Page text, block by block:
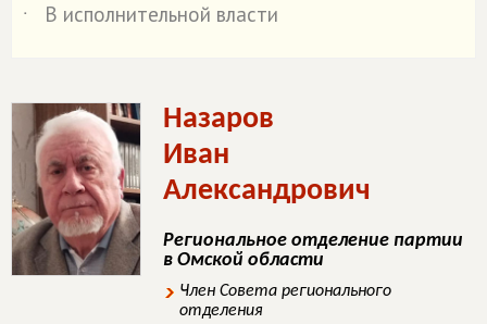
˙
В исполнительной власти
Назаров
Иван
Александрович
Региональное отделение партии
в Омской области
Член Совета регионального
отделения